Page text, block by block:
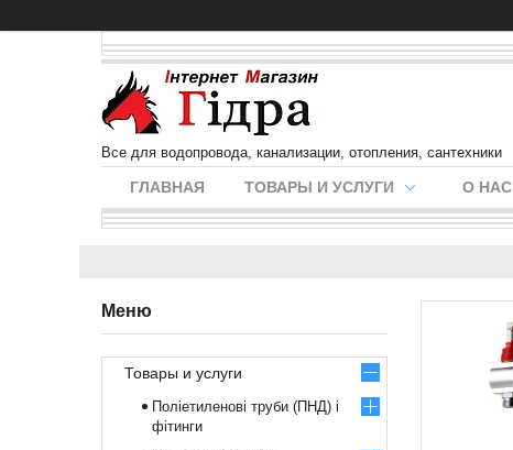
Все для водопровода, канализации, отопления, сантехники
ГЛАВНАЯ ТОВАРЫ И УСЛУГИ О НАС
Товары и услуги
Поліетиленові труби (ПНД) і
фітинги